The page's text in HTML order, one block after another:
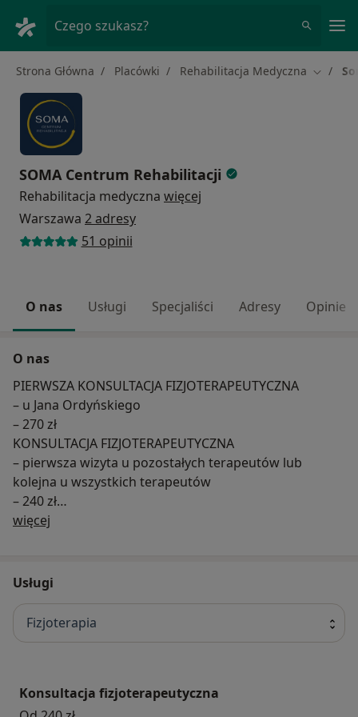
Czego szukasz?
Strona Główna Placówki Rehabilitacja Medyczna Zmień
SOMA Centrum Rehabilitacji
Rehabilitacja medyczna więcej
Warszawa 2 adresy
51 opinii
O nas Usługi Specjaliści Adresy Opinie
O nas
PIERWSZA KONSULTACJA FIZJOTERAPEUTYCZNA
– u Jana Ordyńskiego
– 270 zł
KONSULTACJA FIZJOTERAPEUTYCZNA
– pierwsza wizyta u pozostałych terapeutów lub
kolejna u wszystkich terapeutów
– 240 zł
TERAPIA MANUALNA
– 240 zł
– 240 zł
MASAŻ LECZNICZY / LIMFATYCZNY
– 240 zł
Wyżej wymienione terapie – 1,5 godziny
więcej
Usługi
Fizjoterapia
Konsultacja fizjoterapeutyczna